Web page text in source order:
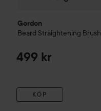
Gordon
Beard Straightening Brush
499 kr
KÖP